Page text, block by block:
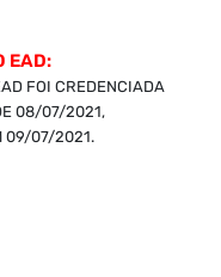
EAD:
FOI CREDENCIADA
08/07/2021,
09/07/2021.